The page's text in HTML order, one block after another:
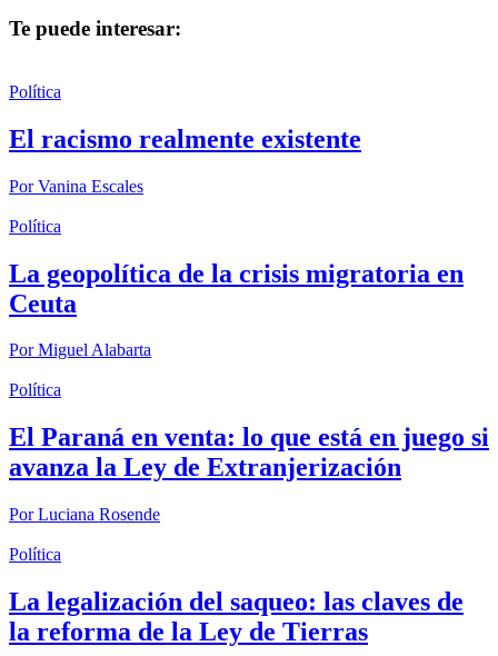
Te puede interesar:
Política
El racismo realmente existente
PorVanina Escales
Política
La geopolítica de la crisis migratoria en
Ceuta
PorMiguel Alabarta
Política
El Paraná en venta: lo que está en juego si
avanza la Ley de Extranjerización
PorLuciana Rosende
Política
La legalización del saqueo: las claves de
la reforma de la Ley de Tierras